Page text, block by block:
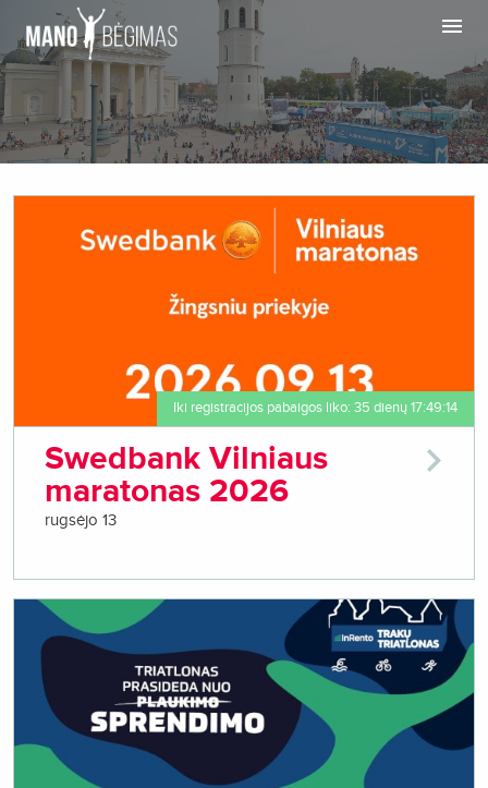
Iki registracijos pabaigos liko: 35 dienų 17:49:14
Swedbank Vilniaus
maratonas 2026
rugsėjo 13